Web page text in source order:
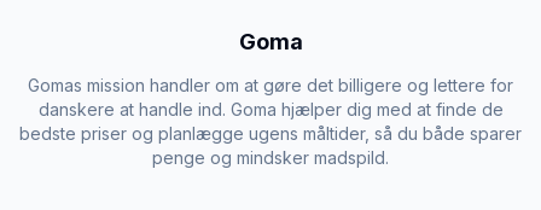
Goma
Gomas mission handler om at gøre det billigere og lettere for
danskere at handle ind. Goma hjælper dig med at finde de
bedste priser og planlægge ugens måltider, så du både sparer
penge og mindsker madspild.